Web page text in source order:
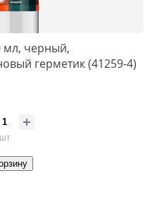
мл, черный,
герметик (41259-4)
шт